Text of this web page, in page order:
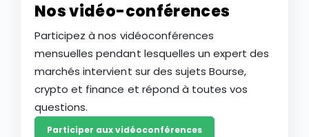
Nos vidéo-conférences
Participez à nos vidéoconférences
mensuelles pendant lesquelles un expert des
marchés intervient sur des sujets Bourse,
crypto et finance et répond à toutes vos
questions.
Participer aux vidéoconférences